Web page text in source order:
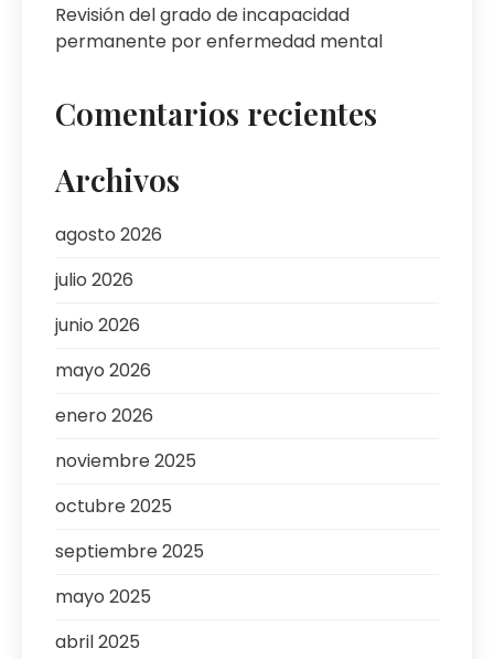
Revisión del grado de incapacidad
permanente por enfermedad mental
Comentarios recientes
Archivos
agosto 2026
julio 2026
junio 2026
mayo 2026
enero 2026
noviembre 2025
octubre 2025
septiembre 2025
mayo 2025
abril 2025